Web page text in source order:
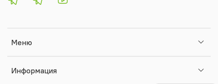
Меню
Информация